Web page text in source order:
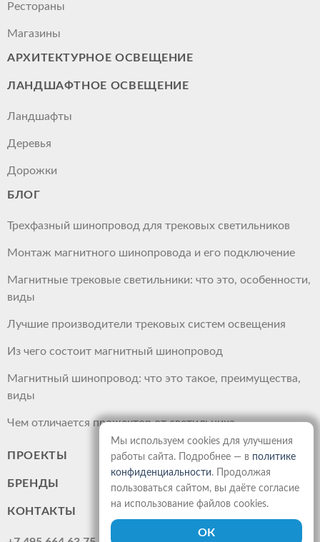
Рестораны
Магазины
АРХИТЕКТУРНОЕ ОСВЕЩЕНИЕ
ЛАНДШАФТНОЕ ОСВЕЩЕНИЕ
Ландшафты
Деревья
Дорожки
БЛОГ
Трехфазный шинопровод для трековых светильников
Монтаж магнитного шинопровода и его подключение
Магнитные трековые светильники: что это, особенности,
виды
Лучшие производители трековых систем освещения
Из чего состоит магнитный шинопровод
Магнитный шинопровод: что это такое, преимущества,
виды
Чем отличается прожектор от светильника
ПРОЕКТЫ
БРЕНДЫ
КОНТАКТЫ
Мы используем cookies для улучшения
работы сайта. Подробнее — в политике
конфиденциальности. Продолжая
пользоваться сайтом, вы даёте согласие
на использование файлов cookies.